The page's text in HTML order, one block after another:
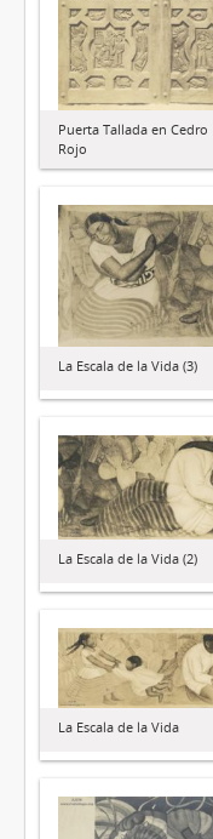
Puerta Tallada en Cedro
Rojo
La Escala de la Vida (3)
La Escala de la Vida (2)
La Escala de la Vida